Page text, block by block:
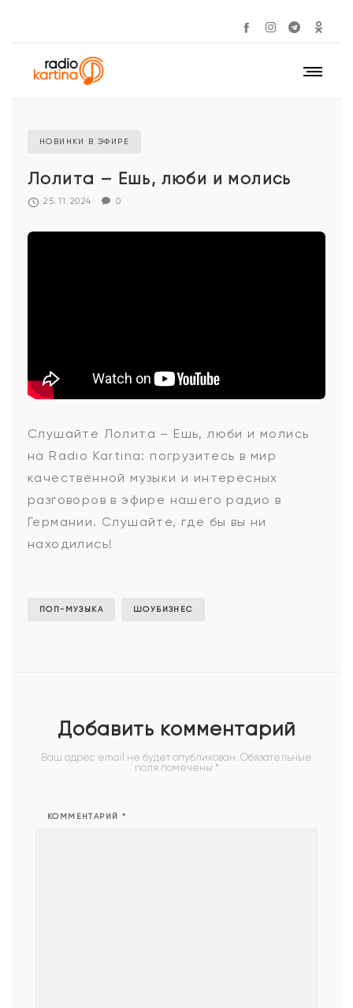
НОВИНКИ В ЭФИРЕ
Лолита – Ешь, люби и молись
25.11.2024 0
Лолита
-
Ешь,
Слушайте Лолита – Ешь, люби и молись
на Radio Kartina: погрузитесь в мир
качественной музыки и интересных
разговоров в эфире нашего радио в
Германии. Слушайте, где бы вы ни
находились!
ПОП-МУЗЫКА ШОУБИЗНЕС
Добавить комментарий
Ваш адрес email не будет опубликован. Обязательные
поля помечены *
КОММЕНТАРИЙ *